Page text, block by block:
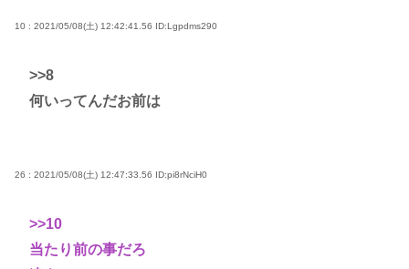
10 : 2021/05/08(土) 12:42:41.56 ID:Lgpdms290
>>8
何いってんだお前は
26 : 2021/05/08(土) 12:47:33.56 ID:pi8rNciH0
>>10
当たり前の事だろ